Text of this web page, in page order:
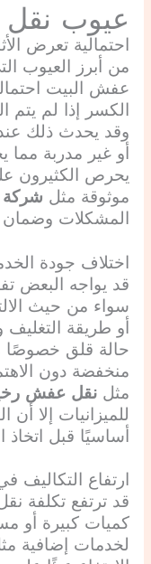
عيوب
احتمالية تعرض
من أبرز العيوب
عفش البيت
الكسر إذا لم يتم
وقد يحدث ذلك
أو غير مدربة مما
يحرص الكثيرون
موثوقة مثل شركة
المشكلات وضمان
اختلاف جودة
قد يواجه البعض
سواء من حيث
أو طريقة التغليف
حالة قلق خصوصًا
منخفضة دون
مثل نقل عفش
للميزانيات إلا
أساسيًا قبل اتخاذ
ارتفاع التكاليف
قد ترتفع تكلفة
كميات كبيرة أو
لخدمات إضافية